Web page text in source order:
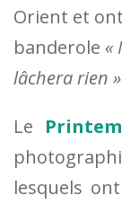
Orient et
banderole «
lâchera rien »
Le
lesquels